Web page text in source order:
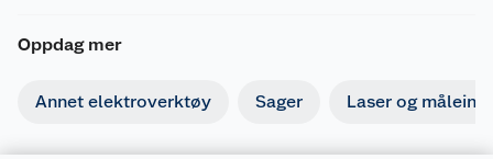
Oppdag mer
Annet elektroverktøy Sager Laser og